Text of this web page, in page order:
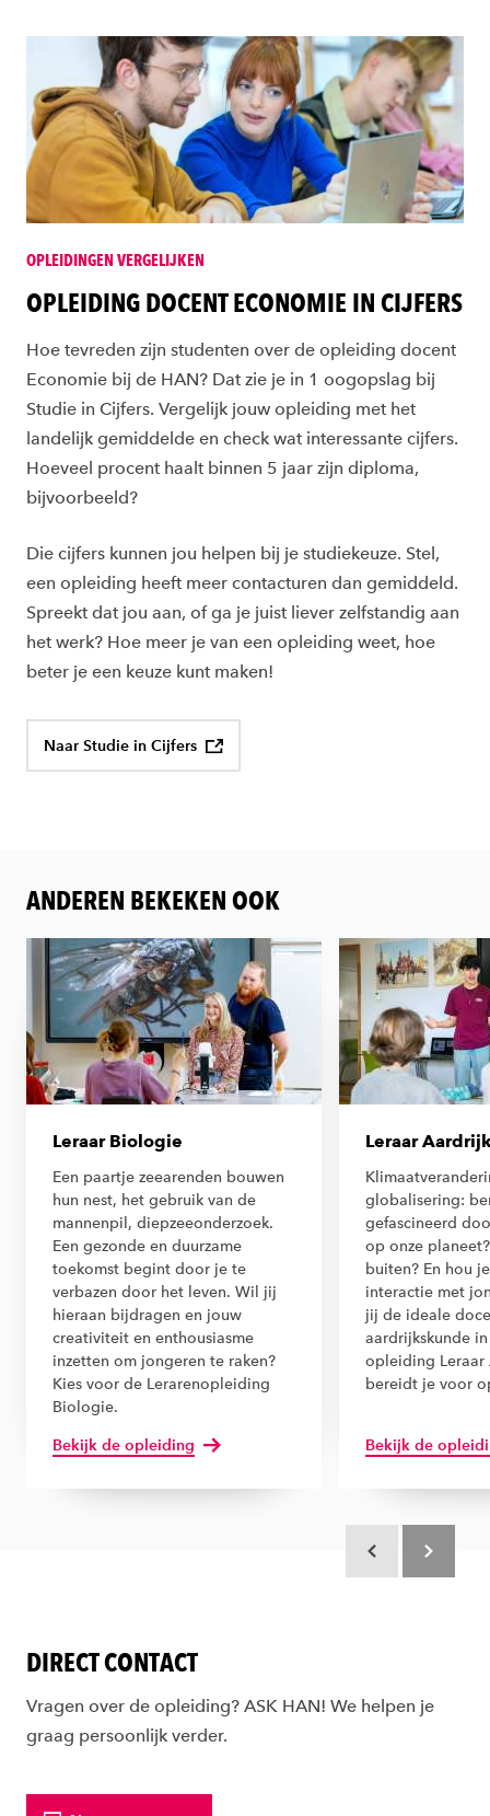
OPLEIDINGEN VERGELIJKEN
OPLEIDING DOCENT ECONOMIE IN CIJFERS
Hoe tevreden zijn studenten over de opleiding docent
Economie bij de HAN? Dat zie je in 1 oogopslag bij
Studie in Cijfers. Vergelijk jouw opleiding met het
landelijk gemiddelde en check wat interessante cijfers.
Hoeveel procent haalt binnen 5 jaar zijn diploma,
bijvoorbeeld?
Die cijfers kunnen jou helpen bij je studiekeuze. Stel,
een opleiding heeft meer contacturen dan gemiddeld.
Spreekt dat jou aan, of ga je juist liever zelfstandig aan
het werk? Hoe meer je van een opleiding weet, hoe
beter je een keuze kunt maken!
Naar Studie in Cijfers
ANDEREN BEKEKEN OOK
Leraar Biologie
Een paartje zeearenden bouwen
hun nest, het gebruik van de
mannenpil, diepzeeonderzoek.
Een gezonde en duurzame
toekomst begint door je te
verbazen door het leven. Wil jij
hieraan bijdragen en jouw
creativiteit en enthousiasme
inzetten om jongeren te raken?
Kies voor de Lerarenopleiding
Biologie.
Bekijk de opleiding
Leraar
globalisering:
gefascineerd
op onze
buiten? En hou
interactie met
jij de ideale
aardrijkskunde
opleiding Leraar
bereidt je voor
Bekijk de
DIRECT CONTACT
Vragen over de opleiding? ASK HAN! We helpen je
graag persoonlijk verder.